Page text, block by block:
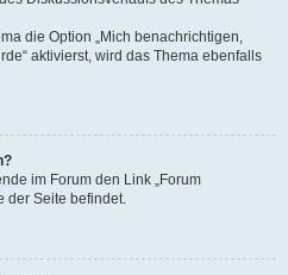
die Option „Mich benachrichtigen,
aktivierst, wird das Thema ebenfalls
im Forum den Link „Forum
der Seite befindet.